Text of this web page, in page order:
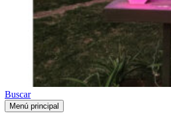
Buscar
Menú principal